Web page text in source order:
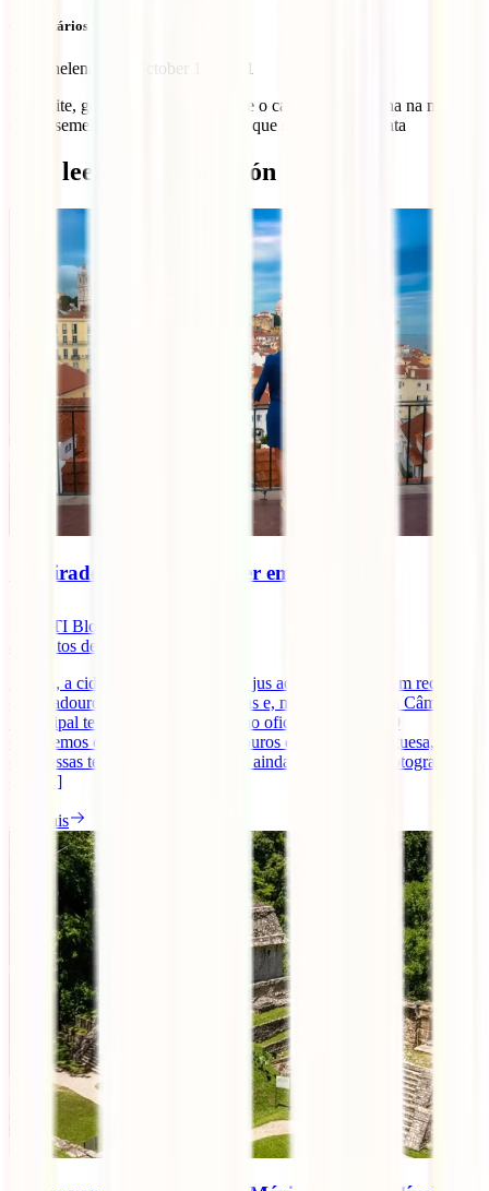
Comentários (1)
maria helena valle
October 17, 2021
boa noite, gostaria de fazer somente o caminito sem trilha na mata e
coisas semelhantes, é possível. tem que ser os 7 km? grata
Qué leer a continuación
10 miradouros a não perder em Lisboa
IATI Blog
minutos de leitura
Lisboa, a cidade das 7 Colinas, faz jus ao nome e está bem recheada
de miradouros com vistas fantásticas e, neste momento, a Câmara
Municipal tem 19 deles eleitos como oficiais. E destes 19
escolhemos os 10 melhores Miradouros da capital portuguesa, para
que possas ter as melhores vistas, e ainda, tirar aquelas fotografias
que [...]
Ler mais